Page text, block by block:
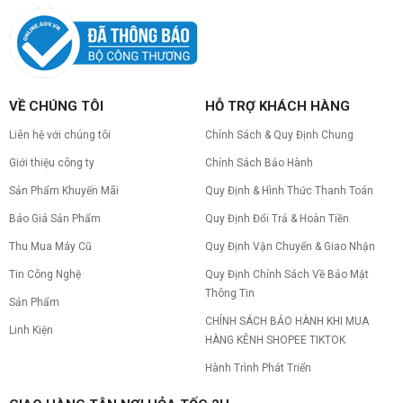
Nâng cấp pc nên nâng gì trước để tối ưu chi phí và
tăng hiệu năng tối đa? Xem ngay thứ tự ưu tiên
nâng cấp linh kiện PC chi tiết trong bài viết này!
PC gaming nóng quạt kêu to: Nguyên
nhân và Cách khắc phục
Tình trạng PC gaming nóng quạt kêu to khiến
nguyên nhân và cách khắc phục hiệu quả để máy
ra mắt: Nhanh, Mạnh, Giá tốt
CPU AMD Ryzen 7 7700X3D chính thức ra mắt
với công nghệ 3D V-Cache đỉnh cao, mang lại
hiệu năng chơi game vượt trội. Khám phá chi tiết
FPS thường gặp
PC gaming bị tụt FPS sau một thời gian? Tìm hiểu
và cách kiểm tra, khắc phục từng bước tại Vi Tính
VỀ CHÚNG TÔI
Liên hệ với chúng tôi
Giới thiệu công ty
Sản Phẩm Khuyến Mãi
Báo Giá Sản Phẩm
Thu Mua Máy Cũ
Tin Công Nghệ
Sản Phẩm
Linh Kiện
HỖ TRỢ KHÁCH HÀNG
Chính Sách & Quy Định Chung
Chính Sách Bảo Hành
Quy Định & Hình Thức Thanh Toán
Quy Định Đổi Trả & Hoàn Tiền
Quy Định Vận Chuyển & Giao Nhận
Quy Định Chính Sách Về Bảo Mật
Thông Tin
CHÍNH SÁCH BẢO HÀNH KHI MUA
HÀNG KÊNH SHOPEE TIKTOK
Hành Trình Phát Triển